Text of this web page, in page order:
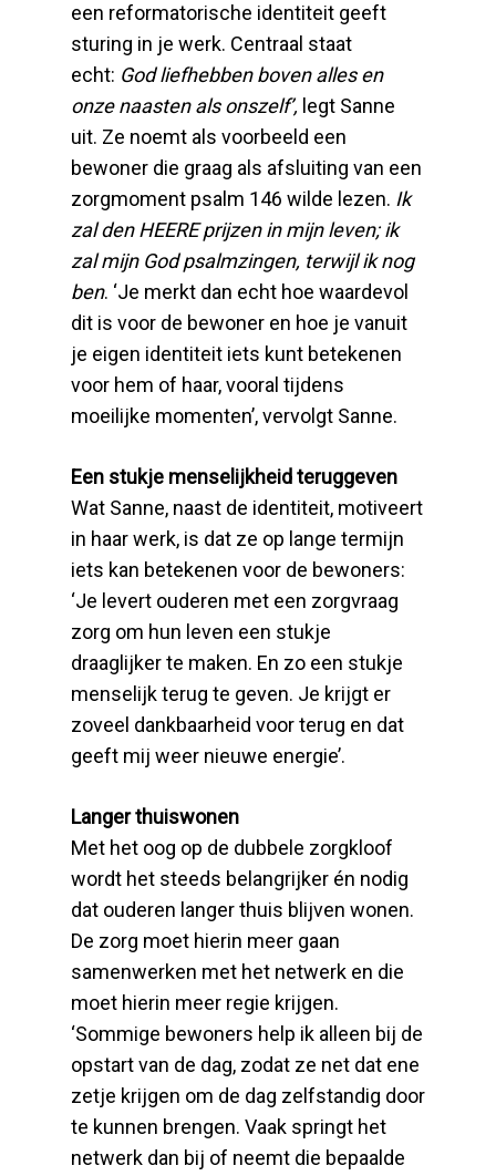
een reformatorische identiteit geeft
sturing in je werk. Centraal staat
echt: God liefhebben boven alles en
onze naasten als onszelf’, legt Sanne
uit. Ze noemt als voorbeeld een
bewoner die graag als afsluiting van een
zorgmoment psalm 146 wilde lezen. Ik
zal den HEERE prijzen in mijn leven; ik
zal mijn God psalmzingen, terwijl ik nog
ben. ‘Je merkt dan echt hoe waardevol
dit is voor de bewoner en hoe je vanuit
je eigen identiteit iets kunt betekenen
voor hem of haar, vooral tijdens
moeilijke momenten’, vervolgt Sanne.
Een stukje menselijkheid teruggeven
Wat Sanne, naast de identiteit, motiveert
in haar werk, is dat ze op lange termijn
iets kan betekenen voor de bewoners:
‘Je levert ouderen met een zorgvraag
zorg om hun leven een stukje
draaglijker te maken. En zo een stukje
menselijk terug te geven. Je krijgt er
zoveel dankbaarheid voor terug en dat
geeft mij weer nieuwe energie’.
Langer thuiswonen
Met het oog op de dubbele zorgkloof
wordt het steeds belangrijker én nodig
dat ouderen langer thuis blijven wonen.
De zorg moet hierin meer gaan
samenwerken met het netwerk en die
moet hierin meer regie krijgen.
‘Sommige bewoners help ik alleen bij de
opstart van de dag, zodat ze net dat ene
zetje krijgen om de dag zelfstandig door
te kunnen brengen. Vaak springt het
netwerk dan bij of neemt die bepaalde